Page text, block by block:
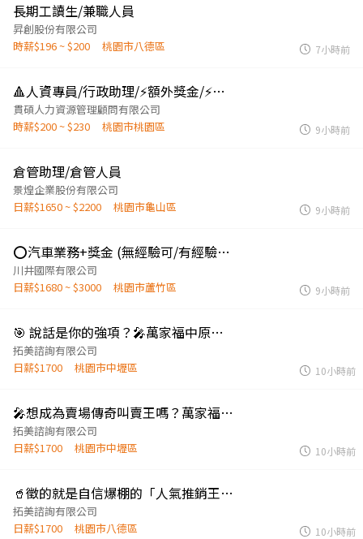
長期工讀生/兼職人員
昇創股份有限公司
時薪$196 ~ $200
桃園市八德區 7小時前
🔺人資專員/行政助理/⚡額外獎金/⚡無經驗也能挑戰高收入/⚡週休二日
貫碩人力資源管理顧問有限公司
時薪$200 ~ $230
桃園市桃園區 9小時前
倉管助理/倉管人員
景煌企業股份有限公司
日薪$1650 ~ $2200
桃園市龜山區 9小時前
⭕️汽車業務+獎金 (無經驗可/有經驗更好)⭕️
川井國際有限公司
日薪$1680 ~ $3000
桃園市蘆竹區 9小時前
🎯 說話是你的強項？🎤萬家福中原可樂叫賣｜固定店點共4天
拓美諮詢有限公司
日薪$1700
桃園市中壢區 10小時前
🎤想成為賣場傳奇叫賣王嗎？萬家福內壢可樂叫賣｜固定店點共4天
拓美諮詢有限公司
日薪$1700
桃園市中壢區 10小時前
🥤徵的就是自信爆棚的「人氣推銷王」大全聯八德可樂叫賣｜固定店點共4天
拓美諮詢有限公司
日薪$1700
桃園市八德區 10小時前